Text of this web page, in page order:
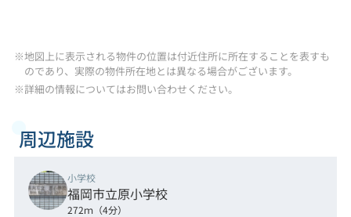
※地図上に表示される物件の位置は付近住所に所在することを表すも
のであり、実際の物件所在地とは異なる場合がございます。
※詳細の情報についてはお問い合わせください。
周辺施設
小学校
福岡市立原小学校
272ｍ（4分）